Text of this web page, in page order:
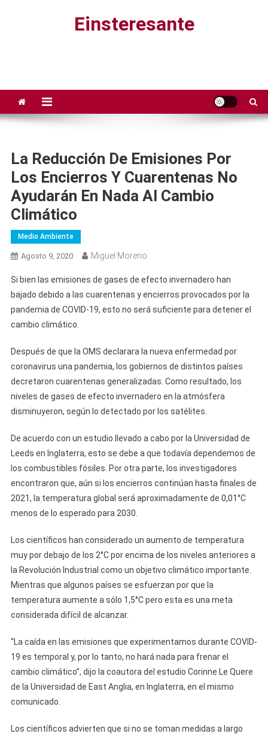
Einsteresante
La Reducción De Emisiones Por
Los Encierros Y Cuarentenas No
Ayudarán En Nada Al Cambio
Climático
Medio Ambiente
Agosto 9, 2020 Miguel Moreno
Si bien las emisiones de gases de efecto invernadero han
bajado debido a las cuarentenas y encierros provocados por la
pandemia de COVID-19, esto no será suficiente para detener el
cambio climático.
Después de que la OMS declarara la nueva enfermedad por
coronavirus una pandemia, los gobiernos de distintos países
decretaron cuarentenas generalizadas. Como resultado, los
niveles de gases de efecto invernadero en la atmósfera
disminuyeron, según lo detectado por los satélites.
De acuerdo con un estudio llevado a cabo por la Universidad de
Leeds en Inglaterra, esto se debe a que todavía dependemos de
los combustibles fósiles. Por otra parte, los investigadores
encontraron que, aún si los encierros continúan hasta finales de
2021, la temperatura global será aproximadamente de 0,01°C
menos de lo esperado para 2030.
Los científicos han considerado un aumento de temperatura
muy por debajo de los 2°C por encima de los niveles anteriores a
la Revolución Industrial como un objetivo climático importante.
Mientras que algunos países se esfuerzan por que la
temperatura aumente a sólo 1,5°C pero esta es una meta
considerada difícil de alcanzar.
“La caída en las emisiones que experimentamos durante COVID-
19 es temporal y, por lo tanto, no hará nada para frenar el
cambio climático”, dijo la coautora del estudio Corinne Le Quere
de la Universidad de East Anglia, en Inglaterra, en el mismo
comunicado.
Los científicos advierten que si no se toman medidas a largo